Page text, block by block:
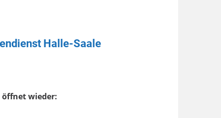
Halle-Saale
öffnet wieder: